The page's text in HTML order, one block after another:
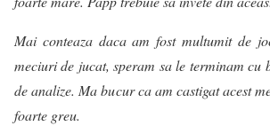
Mai conteaza daca am fost multumit de
meciuri de jucat, speram sa le terminam cu
de analize. Ma bucur ca am castigat acest
foarte greu.